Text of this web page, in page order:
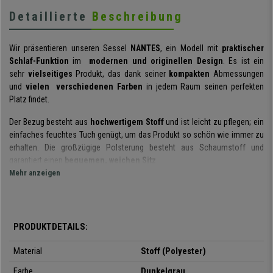
Detaillierte Beschreibung
Wir präsentieren unseren Sessel NANTES, ein Modell mit praktischer
Schlaf-Funktion im modernen und originellen Design. Es ist ein
sehr vielseitiges Produkt, das dank seiner kompakten Abmessungen
und vielen verschiedenen Farben in jedem Raum seinen perfekten
Platz findet.
Der Bezug besteht aus hochwertigem Stoffund ist leicht zu pflegen; ein
einfaches feuchtes Tuch genügt, um das Produkt so schön wie immer zu
erhalten. Die großzügige Polsterung besteht aus Schaumstoff und
garantiert einen bequemen, weichen Sitz
Mit wenigen Handgriffen lässt sich dieser Sessel in ein
Positionen verstellen
, um maximale Entspannung zu gewährleisten.
Mehr anzeigen
PRODUKTDETAILS:
Material
Stoff (Polyester)